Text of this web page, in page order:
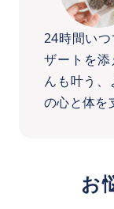
24時間い
ザートを
んも叶う
の心と体を
お